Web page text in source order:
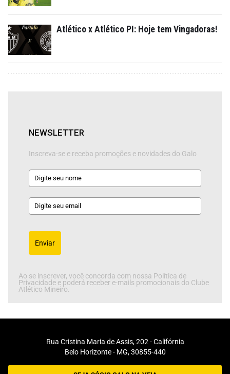
Atlético x Atlético PI: Hoje tem Vingadoras!
NEWSLETTER
Inscreva-se e receba promoções e novidades do Galo
Enviar
Ao se inscrever, você concorda com nossa Política de
Privacidade e poderá receber e-mails promocionais do Clube
Atlético Mineiro.
Rua Cristina Maria de Assis, 202 - Califórnia
Belo Horizonte - MG, 30855-440